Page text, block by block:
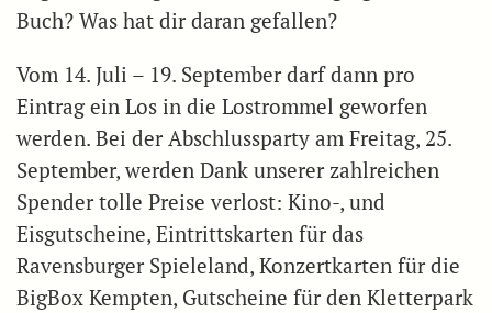
Buch? Was hat dir daran gefallen?
Vom 14. Juli – 19. September darf dann pro
Eintrag ein Los in die Lostrommel geworfen
werden. Bei der Abschlussparty am Freitag, 25.
September, werden Dank unserer zahlreichen
Spender tolle Preise verlost: Kino-, und
Eisgutscheine, Eintrittskarten für das
Ravensburger Spieleland, Konzertkarten für die
BigBox Kempten, Gutscheine für den Kletterpark